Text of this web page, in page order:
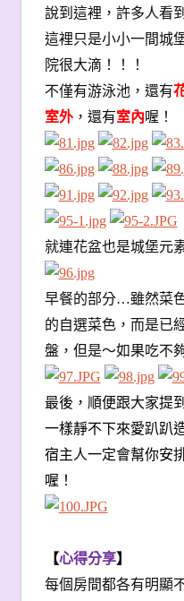
說到這裡，許多人看到
這裡只是小小一間城
院很大滴！！！
不僅有游泳池，還有
室外，還有室內喔！
就連花盆也是城堡元
早餐的部分…雖然菜
的自選菜色，而是已
盤，但是〜如果吃不
最後，順便跟大家提
一樣靜不下來愛趴趴
宿主人一定會幫你安
喔！
【心得分享】
每個房間都各有明顯